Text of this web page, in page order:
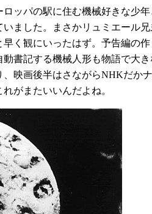
ッパの駅に住む機械好きな少
ました。まさかリュミエール
く観にいったはず。予告編の
書記する機械人形も物語で大き
映画後半はさながらNHKだか
がまたいいんだよね。